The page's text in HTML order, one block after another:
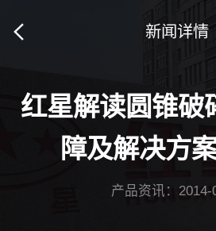
新闻详情
红星解读圆锥破
障及解决方
产品资讯：2014-